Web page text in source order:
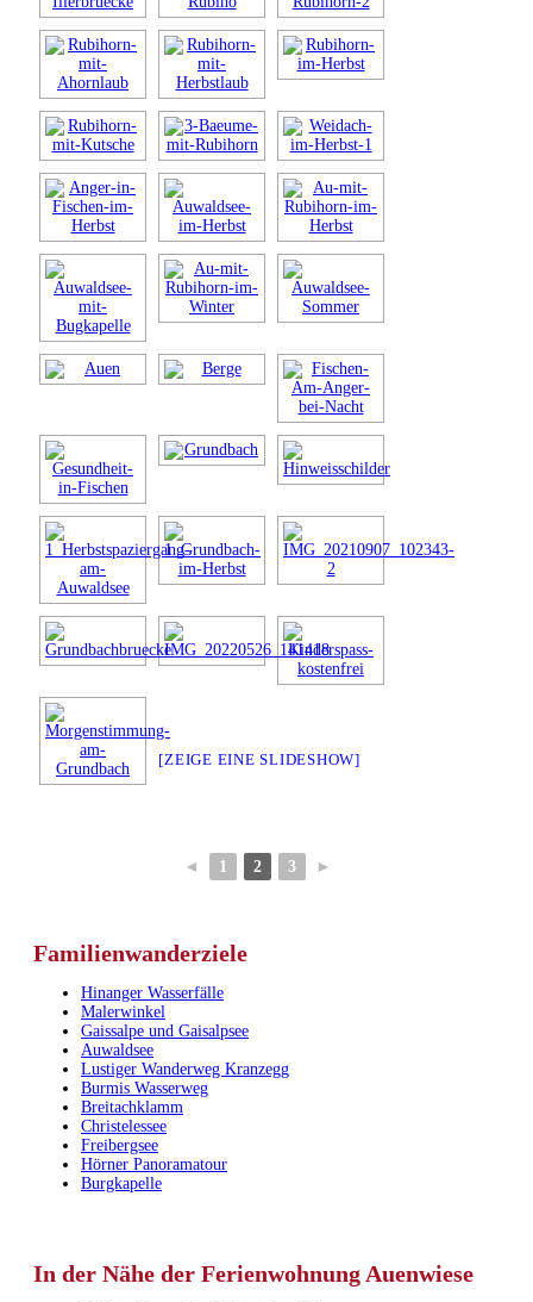
[ZEIGE EINE SLIDESHOW]
◄ 1 2 3 ►
Familienwanderziele
Hinanger Wasserfälle
Malerwinkel
Gaissalpe und Gaisalpsee
Auwaldsee
Lustiger Wanderweg Kranzegg
Burmis Wasserweg
Breitachklamm
Christelessee
Freibergsee
Hörner Panoramatour
Burgkapelle
In der Nähe der Ferienwohnung Auenwiese